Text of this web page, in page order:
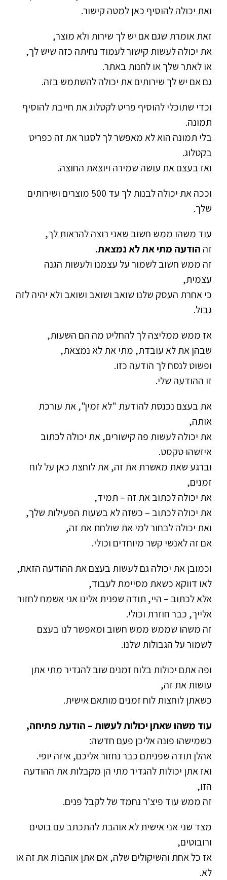
ואת יכולה להוסיף כאן למטה קישור.
זאת אומרת שגם אם יש לך שירות ולא מוצר,
את יכולה לעשות קישור לעמוד נחיתה כזה שיש לך,
או לאתר שלך או לחנות באתר.
גם אם יש לך שירותים את יכולה להשתמש בזה.
וכדי שתוכלי להוסיף פריט לקטלוג את חייבת להוסיף
תמונה.
בלי תמונה הוא לא מאפשר לך לסגור את זה כפריט
בקטלוג.
ואז בעצם את עושה שמירה ויוצאת החוצה.
וככה את יכולה לבנות לך עד 500 מוצרים ושירותים
שלך.
עוד משהו ממש חשוב שאני רוצה להראות לך,
זה הודעה מתי את לא נמצאת.
זה ממש חשוב לשמור על עצמנו ולעשות הגנה
עצמית,
כי אחרת העסק שלנו שואב ושואב ושואב ולא יהיה לזה
גבול.
אז ממש ממליצה לך להחליט מה הם השעות,
שבהן את לא עובדת, מתי את לא נמצאת,
ופשוט לנסח לך הודעה כזו.
זו ההודעה שלי.
את בעצם נכנסת להודעת "לא זמין", את עורכת
אותה,
את יכולה לעשות פה קישורים, את יכולה לכתוב
איזשהו טקסט.
וברגע שאת מאשרת את זה, את לוחצת כאן על לוח
זמנים,
את יכולה לכתוב את זה – תמיד,
את יכולה לכתוב – כשזה לא בשעות הפעילות שלך,
ואת יכולה לבחור למי את שולחת את זה,
אם זה לאנשי קשר מיוחדים וכולי.
וכמובן את יכולה גם לעשות בעצם את ההודעה הזאת,
לאו דווקא כשאת מסיימת לעבוד,
אלא לכתוב – היי, תודה שפנית אלינו אני אשמח לחזור
אלייך, כבר חוזרת וכולי.
זה משהו שממש ממש חשוב ומאפשר לנו בעצם
לשמור על הגבולות שלנו.
ופה אתם יכולות בלוח זמנים שוב להגדיר מתי אתן
עושות את זה,
כשאתן לוחצות לוח זמנים מותאם אישית.
עוד משהו שאתן יכולות לעשות – הודעת פתיחה,
כשמישהו פונה אליכן פעם חדשה:
אהלן תודה שפניתם כבר נחזור אליכם, איזה יופי.
ואז אתן יכולות להגדיר מתי הן מקבלות את ההודעה
הזו,
זה ממש עוד פיצ'ר נחמד של לקבל פנים.
מצד שני אני אישית לא אוהבת להתכתב עם בוטים
ורובוטים,
אז כל אחת והשיקולים שלה, אם אתן אוהבות את זה או
לא.